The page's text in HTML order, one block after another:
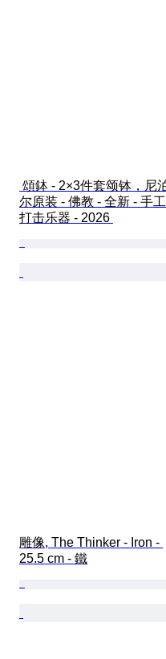
尔原装 - 佛教 - 全新 - 手工
打击乐器 - 2026
雕像, The Thinker - Iron -
25.5 cm - 鐵